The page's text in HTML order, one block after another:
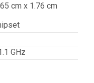
cm x 1.76 cm
GHz